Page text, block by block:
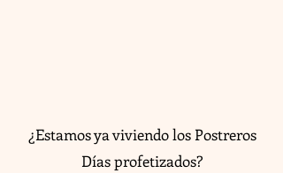
¿Estamos ya viviendo los Postreros
Días profetizados?